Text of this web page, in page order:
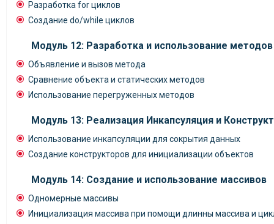
Разработка for циклов
Создание do/while циклов
Модуль 12: Разработка и использование методов
Объявление и вызов метода
Сравнение объекта и статических методов
Использование перегруженных методов
Модуль 13: Реализация Инкапсуляция и
Использование инкапсуляции для сокрытия данных
Создание конструкторов для инициализации объектов
Модуль 14: Создание и использование массивов
Одномерные массивы
Инициализация массива при помощи длинны массива и